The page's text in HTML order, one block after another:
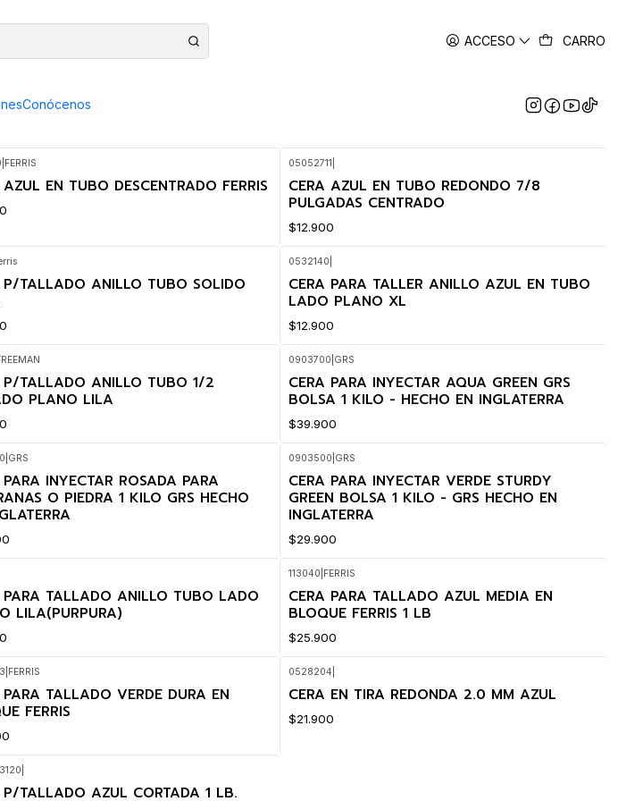
ACCESO CARRO
Conócenos
FERRIS
EN TUBO DESCENTRADO FERRIS
05052711
CERA AZUL EN TUBO REDONDO 7/8
PULGADAS CENTRADO
$12.900
P/TALLADO ANILLO TUBO SOLIDO
0532140
CERA PARA TALLER ANILLO AZUL EN TUBO
LADO PLANO XL
$12.900
P/TALLADO ANILLO TUBO 1/2
PLANO LILA
0903700 GRS
CERA PARA INYECTAR AQUA GREEN GRS
BOLSA 1 KILO - HECHO EN INGLATERRA
$39.900
GRS
INYECTAR ROSADA PARA
O PIEDRA 1 KILO GRS HECHO
0903500 GRS
CERA PARA INYECTAR VERDE STURDY
GREEN BOLSA 1 KILO - GRS HECHO EN
INGLATERRA
$29.900
PARA TALLADO ANILLO TUBO LADO
LILA(PURPURA)
113040 FERRIS
CERA PARA TALLADO AZUL MEDIA EN
BLOQUE FERRIS 1 LB
$25.900
FERRIS
PARA TALLADO VERDE DURA EN
FERRIS
0528204
CERA EN TIRA REDONDA 2.0 MM AZUL
$21.900
P/TALLADO AZUL CORTADA 1 LB.